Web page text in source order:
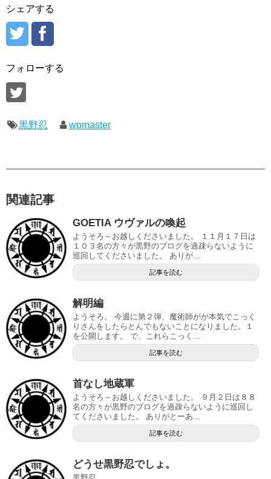
シェアする
フォローする
黒野忍 wpmaster
関連記事
GOETIA ウヴァルの喚起
ようそろ～お越しくださいました。 １１月１７日は
１０３名の方々が黒野のブログを過疎らないように
巡回してくださいました。 ありが...
記事を読む
解明編
ようそろ。 今週に第２弾、魔術師がが本気でこっく
りさんをしたらとんでもないことになりました。１
を公開します。 で、これらこっく...
記事を読む
首なし地蔵軍
ようそろ～お越しくださいました。 ９月２日は８８
名の方々が黒野のブログを過疎らないように巡回し
てくださいました。 ありがとーあ...
記事を読む
どうせ黒野忍でしょ。